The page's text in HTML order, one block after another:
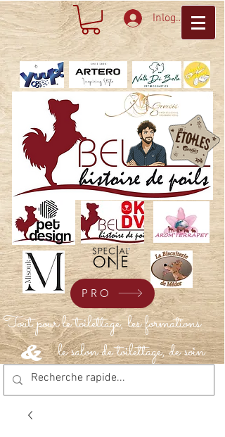
Inloggen
Tout pour le toilettage, les formations
le salon de toilettage, de soin
&
PRO